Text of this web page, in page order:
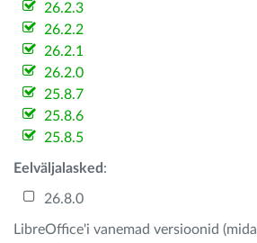
26.2.3
26.2.2
26.2.1
26.2.0
25.8.7
25.8.6
25.8.5
Eelväljalasked :
26.8.0
LibreOffice'i vanemad versioonid